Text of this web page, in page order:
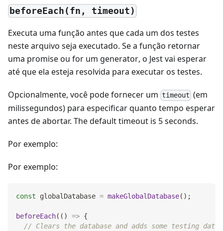
beforeEach(fn, timeout)
Executa uma função antes que cada um dos testes
neste arquivo seja executado. Se a função retornar
uma promiseou for um generator, o Jest vai esperar
até que ela esteja resolvida para executar os testes.
Opcionalmente, você pode fornecer um timeout (em
milissegundos) para especificar quanto tempo esperar
antes de abortar. The default timeout is 5 seconds.
Por exemplo:
Por exemplo:
const globalDatabase = makeGlobalDatabase( ) ;
beforeEach( ( ) => {
// Clears the database and adds some testing data.